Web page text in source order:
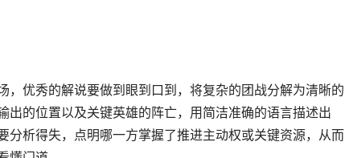
，优秀的解说要做到眼到口到，将复杂的团战分解为清晰的
的位置以及关键英雄的阵亡，用简洁准确的语言描述出
分析得失，点明哪一方掌握了推进主动权或关键资源，从而